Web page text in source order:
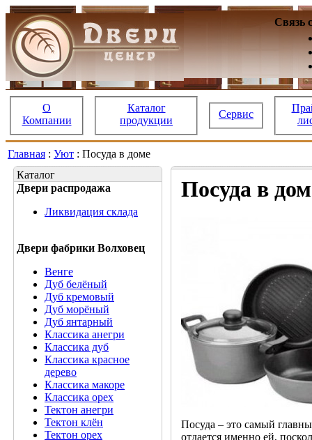
Связь
О
Компании
Каталог
продукции
Сервис
Главная : Уют : Посуда в доме
Каталог
Двери распродажа
Ликвидация склада
Двери фабрики Волховец
Венге
Дуб белёный
Дуб кремовый
Дуб морёный
Дуб янтарный
Классика анегри
Классика дуб
Классика красное
дерево
Классика макоре
Классика орех
Тектон анегри
Тектон клён
Тектон орех
Посуда в
Посуда – это самый
отдается именно ей,